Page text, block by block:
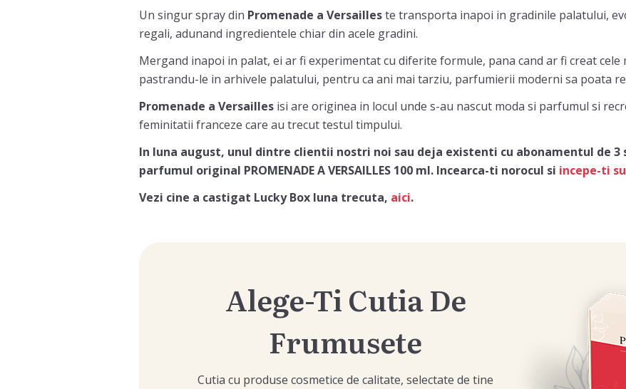
Un singur spray din Promenade a Versailleste transporta inapoi in gradinile palatului,
regali, adunand ingredientele chiar din acele gradini.
Mergand inapoi in palat, ei ar fi experimentat cu diferite formule, pana cand ar fi creat
pastrandu-le in arhivele palatului, pentru ca ani mai tarziu, parfumierii moderni sa poata
Promenade a Versaillesisi are originea in locul unde s-au nascut moda si parfumul si
feminitatii franceze care au trecut testul timpului.
In luna august, unul dintre clientii nostri noi sau deja existenti cu abonamentul de 3
parfumul original PROMENADE A VERSAILLES100 ml. Incearca-ti norocul si incepe-ti
Vezi cine a castigat Lucky Box luna trecuta, aici.
Alege-Ti Cutia De
Frumusete
Cutia cu produse cosmetice de calitate, selectate de tine